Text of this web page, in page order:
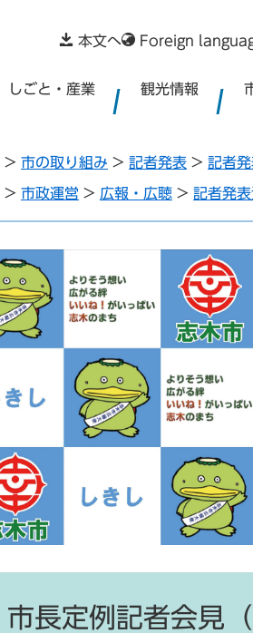
本文へ Foreign
しごと・産業 観光情報
> 市の取り組み > 記者発表 > 記者
> 市政運営 > 広報・広聴 > 記者発
市長定例記者会見